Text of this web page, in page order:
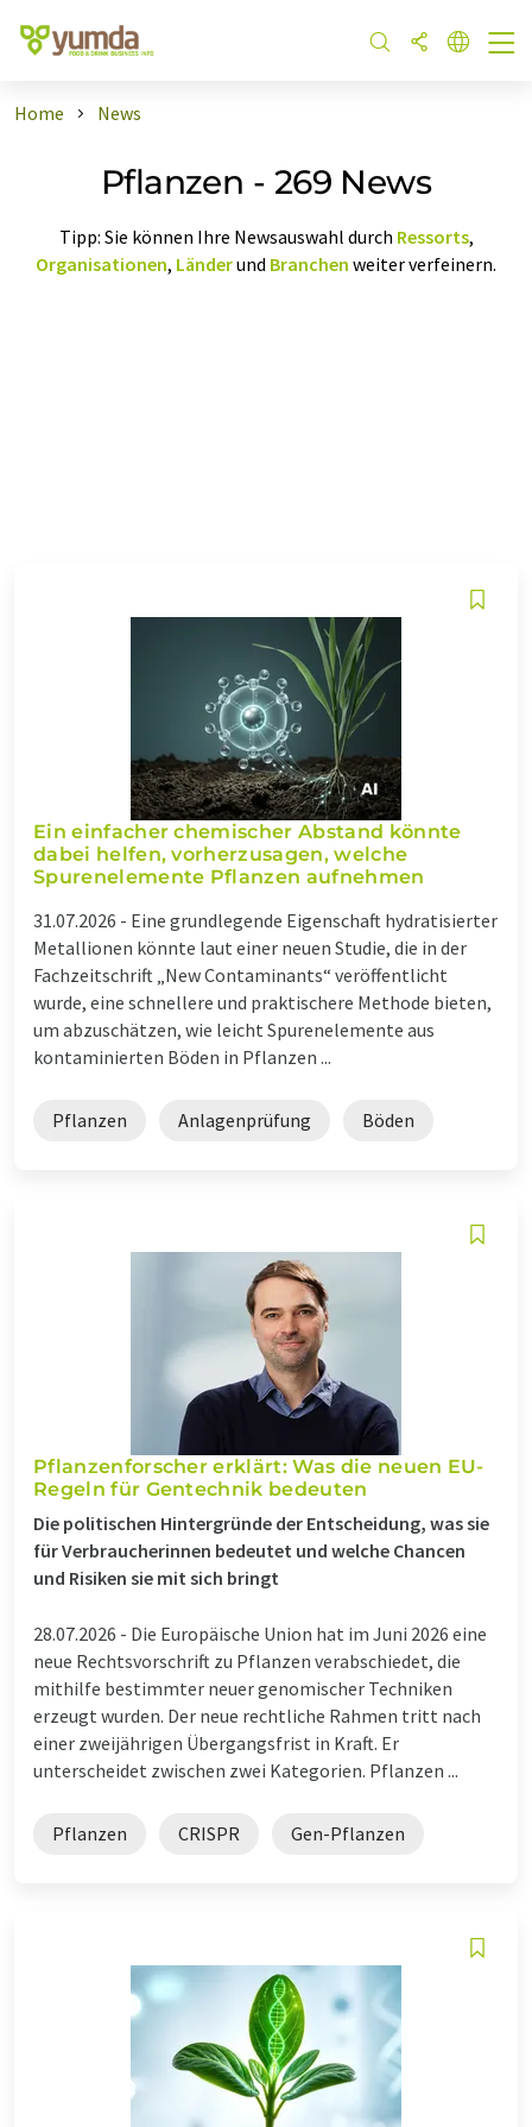
Home News
Pflanzen - 269 News
Tipp: Sie können Ihre Newsauswahl durch Ressorts,
Organisationen, Länderund Branchen weiter verfeinern.
Ein einfacher chemischer Abstand könnte
dabei helfen, vorherzusagen, welche
Spurenelemente Pflanzen aufnehmen
31.07.2026 - Eine grundlegende Eigenschaft hydratisierter
Metallionen könnte laut einer neuen Studie, die in der
Fachzeitschrift „New Contaminants“ veröffentlicht
wurde, eine schnellere und praktischere Methode bieten,
um abzuschätzen, wie leicht Spurenelemente aus
kontaminierten Böden in Pflanzen ...
Pflanzen Anlagenprüfung Böden
Pflanzenforscher erklärt: Was die neuen EU-
Regeln für Gentechnik bedeuten
Die politischen Hintergründe der Entscheidung, was sie
für Verbraucherinnen bedeutet und welche Chancen
und Risiken sie mit sich bringt
28.07.2026 - Die Europäische Union hat im Juni 2026 eine
neue Rechtsvorschrift zu Pflanzen verabschiedet, die
mithilfe bestimmter neuer genomischer Techniken
erzeugt wurden. Der neue rechtliche Rahmen tritt nach
einer zweijährigen Übergangsfrist in Kraft. Er
unterscheidet zwischen zwei Kategorien. Pflanzen ...
Pflanzen CRISPR Gen-Pflanzen